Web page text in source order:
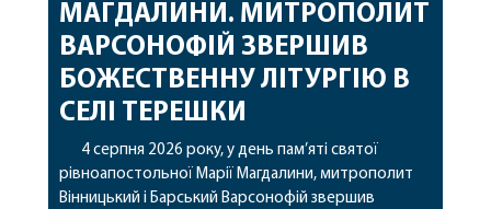
МАГДАЛИНИ. МИТРОПОЛИТ
ВАРСОНОФІЙ ЗВЕРШИВ
БОЖЕСТВЕННУ ЛІТУРГІЮ В
СЕЛІ ТЕРЕШКИ
4 серпня 2026 року, у день пам’яті святої
рівноапостольної Марії Магдалини, митрополит
Вінницький і Барський Варсонофій звершив